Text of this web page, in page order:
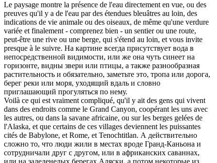
Le paysage montre la présence de l'eau directement en vue, ou des
preuves qu'il y a de l'eau par des étendues bleuâtres au loin, des
indications de vie animale ou des oiseaux, de même qu'une verdure
variée et finalement - comprenez bien - un sentier ou une route,
peut-être une rive ou une berge, qui s'étend au loin, et vous invite
presque à le suivre. На картине всегда присутствует вода в
непосредственной видимости, или же она чуть синеет на
горизонте, видны звери или птицы, а также разнообразная
растительность и обязательно, заметьте это, тропа или дорога,
берег реки или моря, уходящий вдаль и словно
приглашающий прогуляться по нему.
Voilà ce qui est vraiment compliqué, qu'il y ait des gens qui vivent
dans des endroits comme le Grand Canyon, coopérant les uns avec
les autres, ou dans la savane africaine, ou sur les berges gelées de
l'Alaska, et que certains de ces villages deviennent les puissantes
cités de Babylone, et Rome, et Tenochtitlan. А действительно
сложно то, что люди жили в местах вроде Гранд-Каньона и
сотрудничали друг с другом, или в африканских саваннах,